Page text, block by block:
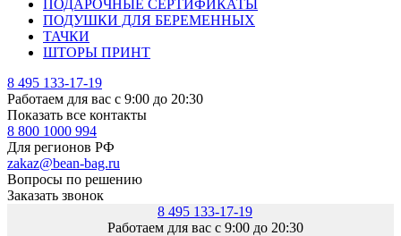
ПОДАРОЧНЫЕ СЕРТИФИКАТЫ
ПОДУШКИ ДЛЯ БЕРЕМЕННЫХ
ТАЧКИ
ШТОРЫ ПРИНТ
8 495 133-17-19
Работаем для вас с 9:00 до 20:30
Показать все контакты
8 800 1000 994
Для регионов РФ
zakaz@bean-bag.ru
Вопросы по решению
Заказать звонок
8 495 133-17-19
Работаем для вас с 9:00 до 20:30